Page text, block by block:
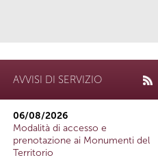
AVVISI DI SERVIZIO
06/08/2026
Modalità di accesso e
prenotazione ai Monumenti del
Territorio